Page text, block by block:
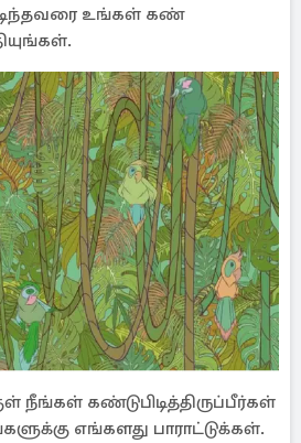
உங்கள் கண்
நீங்கள் கண்டுபிடித்திருப்பீர்கள்
எங்களது பாராட்டுக்கள்.